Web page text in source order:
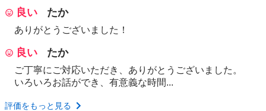
良い たか
ありがとうございました！
良い たか
ご丁寧にご対応いただき、ありがとうございました。
いろいろお話ができ、有意義な時間...
評価をもっと見る